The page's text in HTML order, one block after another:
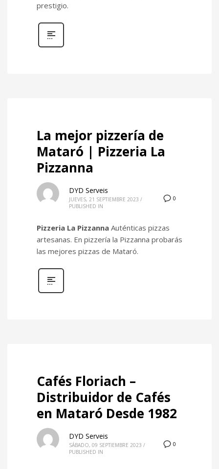
prestigio.
La mejor pizzería de
Mataró | Pizzeria La
Pizzanna
0
DYD Serveis
JUEVES, 21 SEPTIEMBRE 2023 /
PUBLISHED IN
Pizzeria La Pizzanna Auténticas pizzas
artesanas. En pizzería la Pizzanna probarás
las mejores pizzas de Mataró.
Cafés Floriach –
Distribuidor de Cafés
en Mataró Desde 1982
0
DYD Serveis
SÁBADO, 09 SEPTIEMBRE 2023 /
PUBLISHED IN